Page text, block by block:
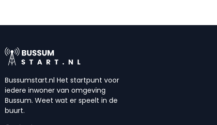
Bussumstart.nl Het startpunt voor
iedere inwoner van omgeving
Bussum. Weet wat er speelt in de
buurt.